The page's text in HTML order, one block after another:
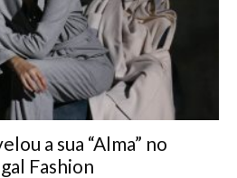
a sua “Alma” no
Fashion